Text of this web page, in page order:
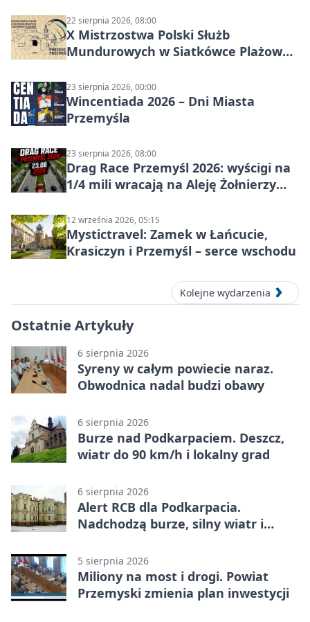
22 sierpnia 2026, 08:00
X Mistrzostwa Polski Służb
Mundurowych w Siatkówce Plażowej
23 sierpnia 2026, 00:00
Wincentiada 2026 – Dni Miasta
Przemyśla
23 sierpnia 2026, 08:00
Drag Race Przemyśl 2026: wyścigi na
1/4 mili wracają na Aleję Żołnierzy
12 września 2026, 05:15
Mystictravel: Zamek w Łańcucie,
Krasiczyn i Przemyśl – serce wschodu
Kolejne wydarzenia
Ostatnie Artykuły
6 sierpnia 2026
Syreny w całym powiecie naraz.
Obwodnica nadal budzi obawy
6 sierpnia 2026
Burze nad Podkarpaciem. Deszcz,
wiatr do 90 km/h i lokalny grad
6 sierpnia 2026
Alert RCB dla Podkarpacia.
Nadchodzą burze, silny wiatr i
5 sierpnia 2026
Miliony na most i drogi. Powiat
Przemyski zmienia plan inwestycji